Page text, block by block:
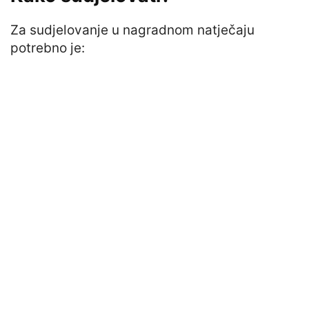
Za sudjelovanje u nagradnom natječaju
potrebno je: